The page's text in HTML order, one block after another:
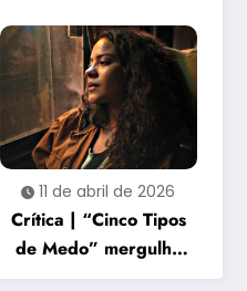
11 de abril de 2026
Crítica | “Cinco Tipos
de Medo” mergulha
em histórias cruzadas